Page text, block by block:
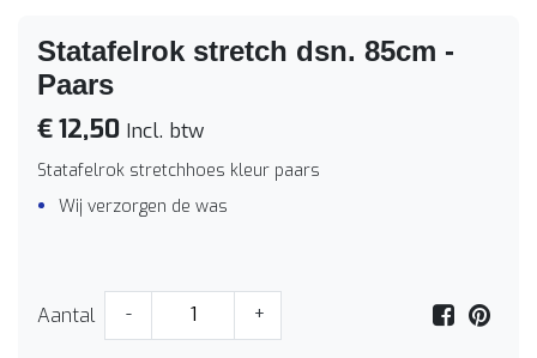
Statafelrok stretch dsn. 85cm -
Paars
€ 12,50 Incl. btw
Statafelrok stretchhoes kleur paars
Wij verzorgen de was
Aantal - +